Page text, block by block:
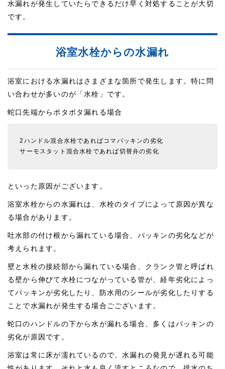
水漏れが発生していたらできるだけ早く対処することが大切
です。
浴室水栓からの水漏れ
浴室における水漏れはさまざまな箇所で発生します。特に問
い合わせが多いのが「水栓」です。
蛇口先端からポタポタ漏れる場合
2ハンドル混合水栓であればコマパッキンの劣化
サーモスタット混合水栓であれば切替弁の劣化
といった原因がございます。
浴室水栓からの水漏れは、水栓のタイプによって原因が異な
る場合があります。
吐水部の付け根から漏れている場合、パッキンの劣化などが
考えられます。
壁と水栓の接続部から漏れている場合、クランク管と呼ばれ
る壁から伸びて水栓につながっている管が、経年劣化によっ
てパッキンが劣化したり、防水用のシールが劣化したりする
ことで水漏れが発生する場合ごございます。
蛇口のハンドルの下から水が漏れる場合、多くはパッキンの
劣化が原因です。
浴室は常に床が濡れているので、水漏れの発見が遅れる可能